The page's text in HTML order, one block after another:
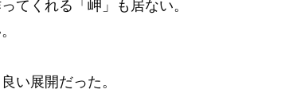
てくれる「岬」も居ない。
い展開だった。